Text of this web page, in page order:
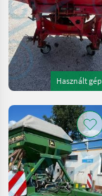
Használt gép